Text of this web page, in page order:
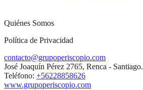
Quiénes Somos
Política de Privacidad
contacto@grupoperiscopio.com
José Joaquín Pérez 2765, Renca - Santiago.
Teléfono: +56228858626
www.grupoperiscopio.com